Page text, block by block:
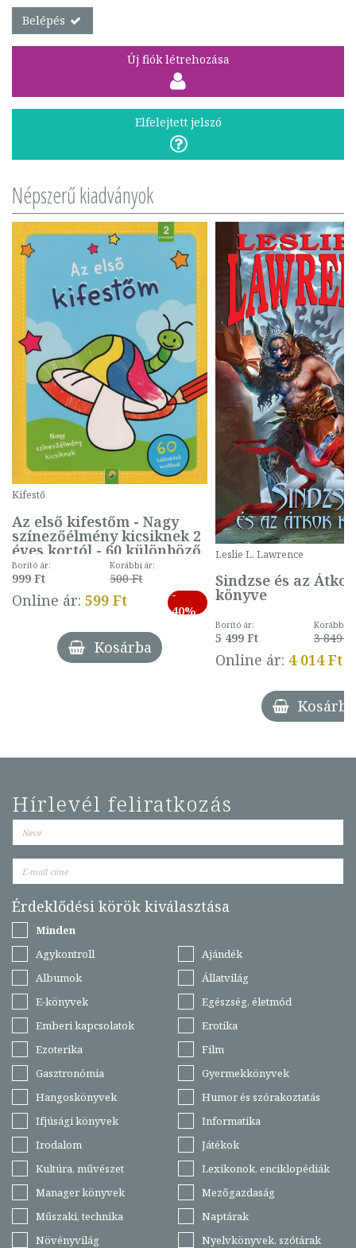
Belépés
Új fiók létrehozása
Elfelejtett jelszó
Népszerű kiadványok
Kifestő
Az első kifestőm - Nagy
színezőélmény kicsiknek 2
éves kortól - 60 különböző
mintával (gombás)
Borító ár:
999 Ft
Korábbi ár:
500 Ft
Online ár: 599 Ft
-
40%
Kosárba
Leslie L. Lawrence
Sindzse és az Átkok
könyve
Borító ár:
5 499 Ft
Korábbi
3 849 Ft
Online ár: 4 014 Ft
Kosárba
Hírlevél feliratkozás
Érdeklődési körök kiválasztása
Minden
Agykontroll
Ajándék
Albumok
Állatvilág
E-könyvek
Egészség, életmód
Emberi kapcsolatok
Erotika
Ezoterika
Film
Gasztronómia
Gyermekkönyvek
Hangoskönyvek
Humor és szórakoztatás
Ifjúsági könyvek
Informatika
Irodalom
Játékok
Kultúra, művészet
Lexikonok, enciklopédiák
Manager könyvek
Mezőgazdaság
Műszaki, technika
Naptárak
Növényvilág
Nyelvkönyvek, szótárak